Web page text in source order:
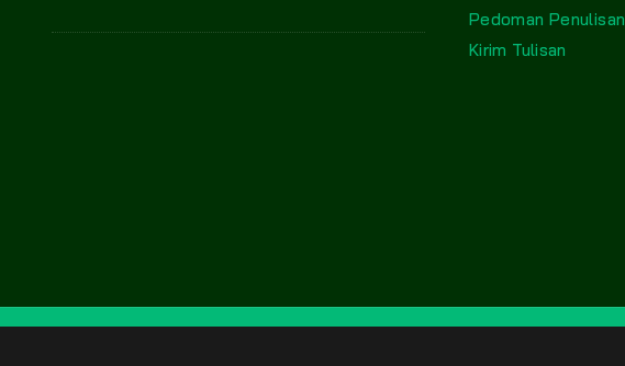
Pedoman Penulisan
Kirim Tulisan